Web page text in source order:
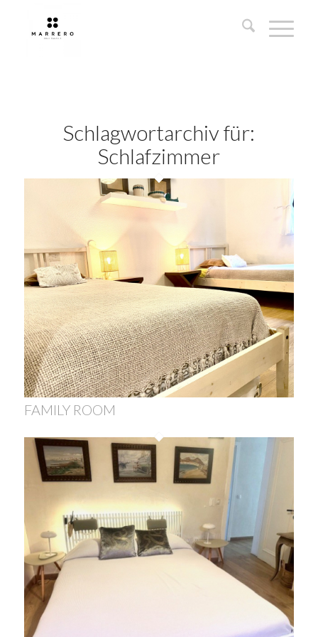
Schlagwortarchiv für:
Schlafzimmer
FAMILY ROOM